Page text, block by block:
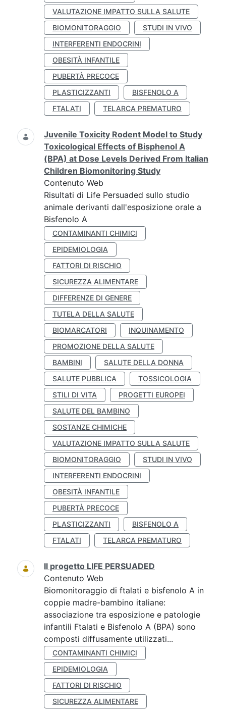
VALUTAZIONE IMPATTO SULLA SALUTE
BIOMONITORAGGIO
STUDI IN VIVO
INTERFERENTI ENDOCRINI
OBESITÀ INFANTILE
PUBERTÀ PRECOCE
PLASTICIZZANTI
BISFENOLO A
FTALATI
TELARCA PREMATURO
Juvenile Toxicity Rodent Model to Study
Toxicological Effects of Bisphenol A
(BPA) at Dose Levels Derived From Italian
Children Biomonitoring Study
Contenuto Web
Risultati di Life Persuaded sullo studio
animale derivanti dall'esposizione orale a
Bisfenolo A
CONTAMINANTI CHIMICI
EPIDEMIOLOGIA
FATTORI DI RISCHIO
SICUREZZA ALIMENTARE
DIFFERENZE DI GENERE
TUTELA DELLA SALUTE
BIOMARCATORI
INQUINAMENTO
PROMOZIONE DELLA SALUTE
BAMBINI
SALUTE DELLA DONNA
SALUTE PUBBLICA
TOSSICOLOGIA
STILI DI VITA
PROGETTI EUROPEI
SALUTE DEL BAMBINO
SOSTANZE CHIMICHE
VALUTAZIONE IMPATTO SULLA SALUTE
BIOMONITORAGGIO
STUDI IN VIVO
INTERFERENTI ENDOCRINI
OBESITÀ INFANTILE
PUBERTÀ PRECOCE
PLASTICIZZANTI
BISFENOLO A
FTALATI
TELARCA PREMATURO
Il progetto LIFE PERSUADED
Contenuto Web
Biomonitoraggio di ftalati e bisfenolo A in
coppie madre-bambino italiane:
associazione tra esposizione e patologie
infantili Ftalati e Bisfenolo A (BPA) sono
composti diffusamente utilizzati...
CONTAMINANTI CHIMICI
EPIDEMIOLOGIA
FATTORI DI RISCHIO
SICUREZZA ALIMENTARE